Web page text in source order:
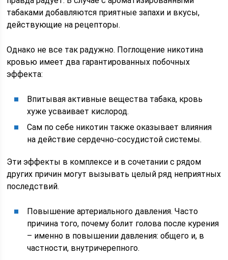
табаками добавляются приятные запахи и вкусы,
действующие на рецепторы.
Однако не все так радужно. Поглощение никотина
кровью имеет два гарантированных побочных
эффекта:
Впитывая активные вещества табака, кровь
хуже усваивает кислород.
Сам по себе никотин также оказывает влияния
на действие сердечно-сосудистой системы.
Эти эффекты в комплексе и в сочетании с рядом
других причин могут вызывать целый ряд неприятных
последствий.
Повышение артериального давления. Часто
причина того, почему болит голова после курения
– именно в повышении давления: общего и, в
частности, внутричерепного.